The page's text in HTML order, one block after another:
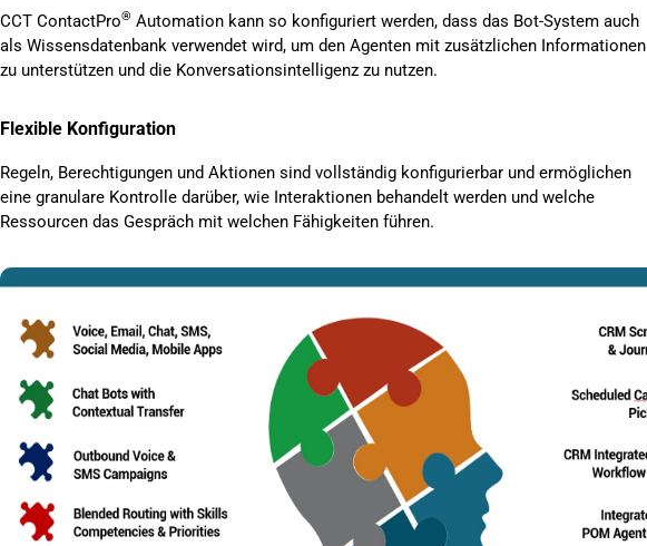
CCT ContactPro® Automation kann so konfiguriert werden, dass das Bot-System auch
als Wissensdatenbank verwendet wird, um den Agenten mit zusätzlichen Informationen
zu unterstützen und die Konversationsintelligenz zu nutzen.
Flexible Konfiguration
Regeln, Berechtigungen und Aktionen sind vollständig konfigurierbar und ermöglichen
eine granulare Kontrolle darüber, wie Interaktionen behandelt werden und welche
Ressourcen das Gespräch mit welchen Fähigkeiten führen.